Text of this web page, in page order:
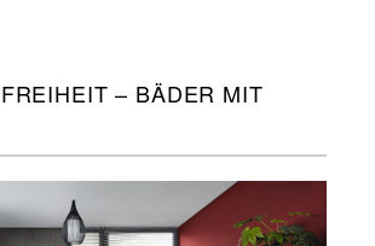
– BÄDER MIT